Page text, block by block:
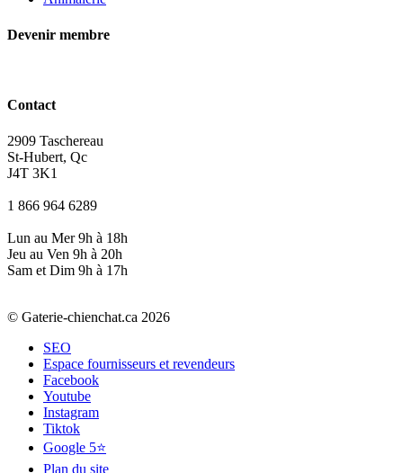
Devenir membre
Contact
2909 Taschereau
St-Hubert, Qc
J4T 3K1
1 866 964 6289
Lun au Mer 9h à 18h
Jeu au Ven 9h à 20h
Sam et Dim 9h à 17h
© Gaterie-chienchat.ca 2026
SEO
Espace fournisseurs et revendeurs
Facebook
Youtube
Instagram
Tiktok
Google 5⭐
Plan du site